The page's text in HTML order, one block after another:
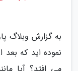
به گزارش وبلاگ
نموده اید که بعد